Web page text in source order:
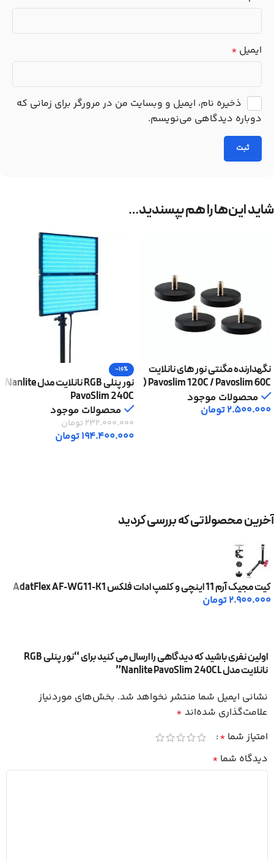
ایمیل *
ذخیره نام، ایمیل و وبسایت من در مرورگر برای زمانی که
دوباره دیدگاهی می‌نویسم.
شاید این‌ها را هم بپسندید…
نگهدارنده مگنتی نور های نانلایت
Pavoslim 120C / Pavoslim 60C (
پک 4 تایی )AS-MBA-1/4-SETمحصولات موجود
2.500.000تومان
-16%
نور پنلی RGB نانلایت مدل Nanlite
PavoSlim 240C
محصولات موجود
232.000.000 تومان
194.400.000تومان
آخرین محصولاتی که بررسی کردید
کیت مجیک آرم 11 اینچی و کلمپ ادات فلکس AdatFlex AF-WG11-K1
2.900.000تومان
اولین نفری باشید که دیدگاهی را ارسال می کنید برای “نور پنلی RGB
نانلایت مدل Nanlite PavoSlim 240CL”
نشانی ایمیل شما منتشر نخواهد شد. بخش‌های موردنیاز
علامت‌گذاری شده‌اند *
امتیاز شما *
دیدگاه شما *